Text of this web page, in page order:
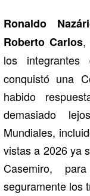
Ronaldo
Roberto Carlos,
los
conquistó una
habido
demasiado
Mundiales,
vistas a 2026 ya
Casemiro,
seguramente los